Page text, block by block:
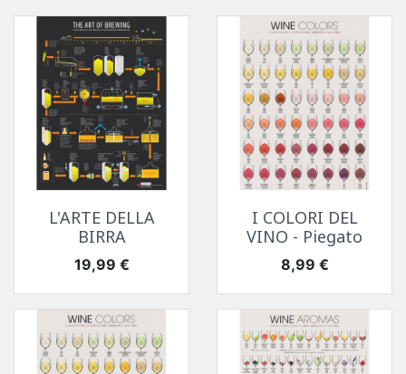
L'ARTE DELLA
BIRRA
Prezzo
19,99 €
I COLORI DEL
VINO - Piegato
Prezzo
8,99 €